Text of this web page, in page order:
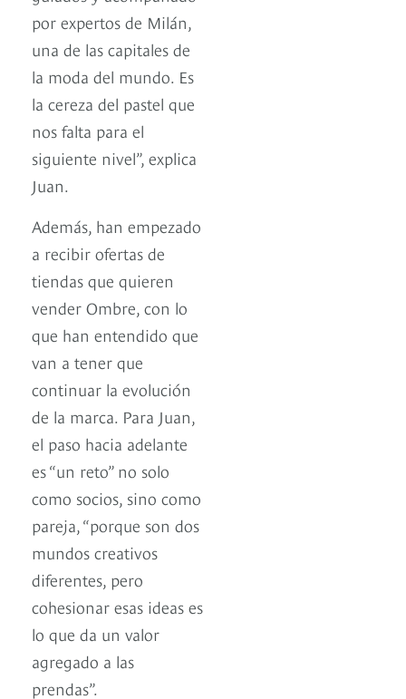
por expertos de Milán,
una de las capitales de
la moda del mundo. Es
la cereza del pastel que
nos falta para el
siguiente nivel”, explica
Juan.
Además, han empezado
a recibir ofertas de
tiendas que quieren
vender Ombre, con lo
que han entendido que
van a tener que
continuar la evolución
de la marca. Para Juan,
el paso hacia adelante
es “un reto” no solo
como socios, sino como
pareja, “porque son dos
mundos creativos
diferentes, pero
cohesionar esas ideas es
lo que da un valor
agregado a las
prendas”.